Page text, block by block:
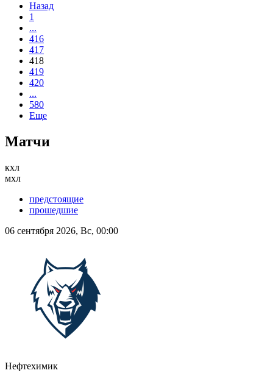
Назад
1
...
416
417
418
419
420
...
580
Еще
Матчи
кхл
мхл
предстоящие
прошедшие
06 сентября 2026, Вс, 00:00
Нефтехимик